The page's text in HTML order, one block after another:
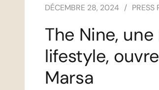
DÉCEMBRE 28, 2024 PRESS
The Nine,
lifestyle,
Marsa